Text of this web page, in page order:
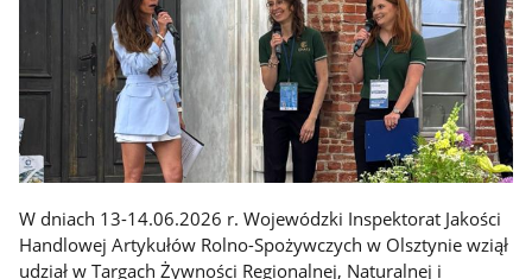
W dniach 13-14.06.2026 r. Wojewódzki Inspektorat Jakości
Handlowej Artykułów Rolno-Spożywczych w Olsztynie wziął
udział w Targach Żywności Regionalnej, Naturalnej i